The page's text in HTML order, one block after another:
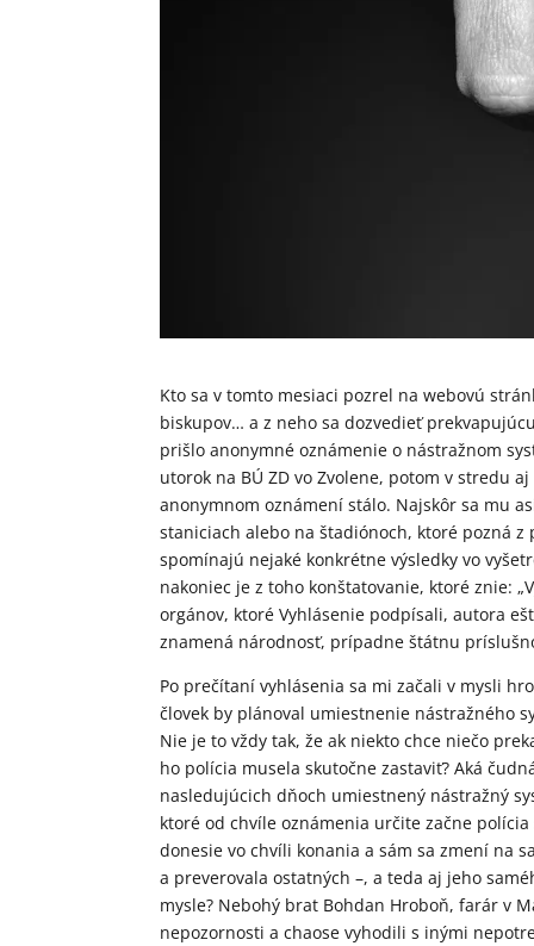
Kto sa v tomto mesiaci pozrel na webovú
biskupov… a z neho sa dozvedieť
prišlo anonymné oznámenie o nástražnom
utorok na BÚ ZD vo Zvolene, potom v stredu
anonymnom oznámení stálo. Najskôr sa mu
staniciach alebo na štadiónoch, ktoré pozná
spomínajú nejaké konkrétne výsledky vo
nakoniec je z toho konštatovanie, ktoré znie:
orgánov, ktoré Vyhlásenie podpísali, autora
znamená národnosť, prípadne štátnu
Po prečítaní vyhlásenia sa mi začali v mysli
človek by plánoval umiestnenie nástražného
Nie je to vždy tak, že ak niekto chce niečo
ho polícia musela skutočne zastaviť? Aká
nasledujúcich dňoch umiestnený nástražný
ktoré od chvíle oznámenia určite začne
donesie vo chvíli konania a sám sa zmení na
a preverovala ostatných –, a teda aj jeho
mysle? Nebohý brat Bohdan Hroboň, farár v
nepozornosti a chaose vyhodili s inými